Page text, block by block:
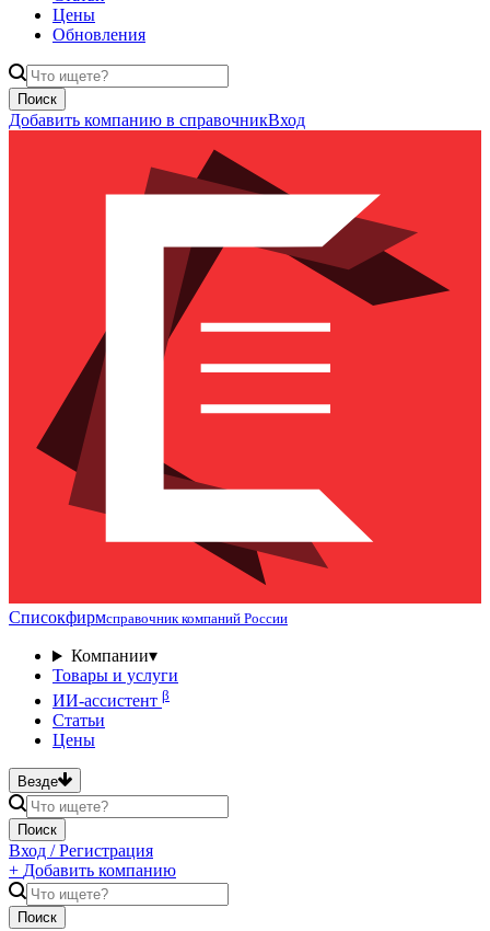
Цены
Обновления
Поиск
Добавить компанию в справочникВход
Списокфирмсправочник компаний России
Компании▾
Товары и услуги
ИИ-ассистент β
Статьи
Цены
Везде
Поиск
Вход / Регистрация
+ Добавить компанию
Поиск